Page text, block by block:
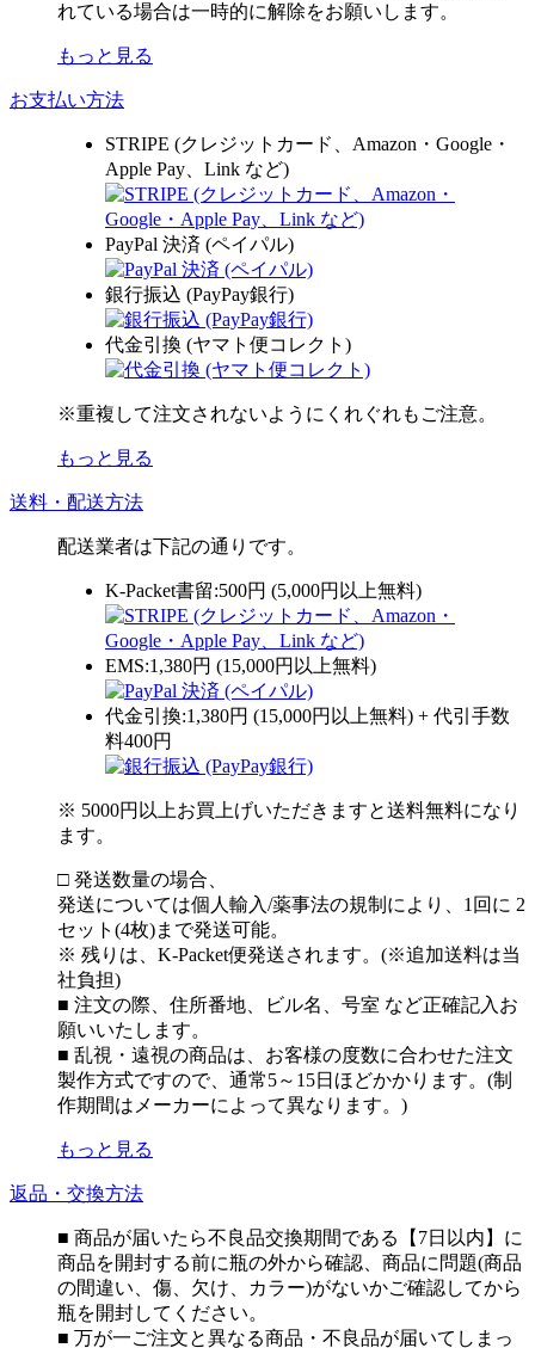
れている場合は一時的に解除をお願いします。
もっと見る
お支払い方法
STRIPE (クレジットカード、Amazon・Google・
Apple Pay、Link など)
PayPal 決済 (ペイパル)
銀行振込 (PayPay銀行)
代金引換 (ヤマト便コレクト)
※重複して注文されないようにくれぐれもご注意。
もっと見る
送料・配送方法
配送業者は下記の通りです。
K-Packet書留:500円 (5,000円以上無料)
EMS:1,380円 (15,000円以上無料)
代金引換:1,380円 (15,000円以上無料) + 代引手数
料400円
※ 5000円以上お買上げいただきますと送料無料になり
ます。
□ 発送数量の場合、
発送については個人輸入/薬事法の規制により、1回に 2
セット(4枚)まで発送可能。
※ 残りは、K-Packet便発送されます。(※追加送料は当
社負担)
■ 注文の際、住所番地、ビル名、号室 など正確記入お
願いいたします。
■ 乱視・遠視の商品は、お客様の度数に合わせた注文
製作方式ですので、通常5～15日ほどかかります。(制
作期間はメーカーによって異なります。)
もっと見る
返品・交換方法
■ 商品が届いたら不良品交換期間である【7日以内】に
商品を開封する前に瓶の外から確認、商品に問題(商品
の間違い、傷、欠け、カラー)がないかご確認してから
瓶を開封してください。
■ 万が一ご注文と異なる商品・不良品が届いてしまっ